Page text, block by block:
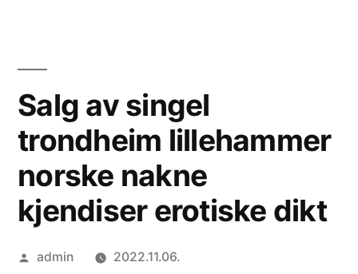
Salg av singel
trondheim lillehammer
norske nakne
kjendiser erotiske dikt
Szerző:
admin 2022.11.06.